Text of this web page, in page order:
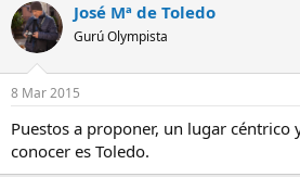
José Mª de Toledo
Gurú Olympista
8 Mar 2015
Puestos a proponer, un lugar céntrico
conocer es Toledo.